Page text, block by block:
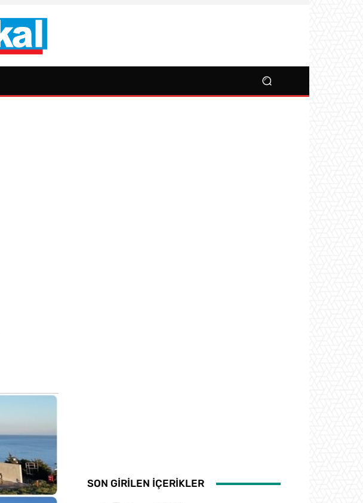
SON GİRİLEN İÇERİKLER